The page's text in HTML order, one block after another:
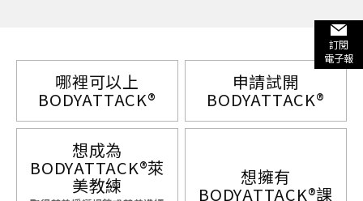
訂閱
電子報
哪裡可以上
BODYATTACK®
申請試開
BODYATTACK®
想成為
BODYATTACK®萊
美教練 想擁有
BODYATTACK®課